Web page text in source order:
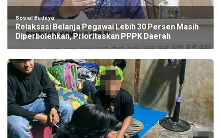
Sosial Budaya
Relaksasi Belanja Pegawai Lebih 30 Persen Masih
Diperbolehkan, Prioritaskan PPPK Daerah